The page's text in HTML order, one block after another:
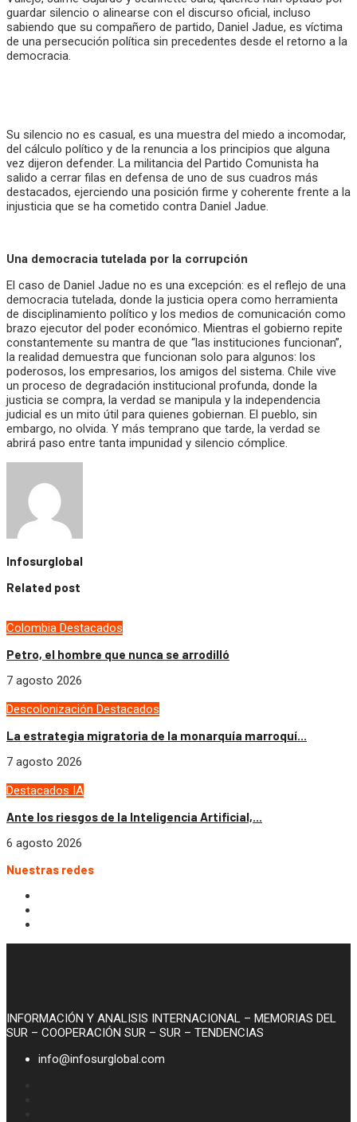
guardar silencio o alinearse con el discurso oficial, incluso
sabiendo que su compañero de partido, Daniel Jadue, es víctima
de una persecución política sin precedentes desde el retorno a la
democracia.
Su silencio no es casual, es una muestra del miedo a incomodar,
del cálculo político y de la renuncia a los principios que alguna
vez dijeron defender. La militancia del Partido Comunista ha
salido a cerrar filas en defensa de uno de sus cuadros más
destacados, ejerciendo una posición firme y coherente frente a la
injusticia que se ha cometido contra Daniel Jadue.
Una democracia tutelada por la corrupción
El caso de Daniel Jadue no es una excepción: es el reflejo de una
democracia tutelada, donde la justicia opera como herramienta
de disciplinamiento político y los medios de comunicación como
brazo ejecutor del poder económico. Mientras el gobierno repite
constantemente su mantra de que “las instituciones funcionan”,
la realidad demuestra que funcionan solo para algunos: los
poderosos, los empresarios, los amigos del sistema. Chile vive
un proceso de degradación institucional profunda, donde la
justicia se compra, la verdad se manipula y la independencia
judicial es un mito útil para quienes gobiernan. El pueblo, sin
embargo, no olvida. Y más temprano que tarde, la verdad se
abrirá paso entre tanta impunidad y silencio cómplice.
Infosurglobal
Related post
Colombia Destacados
Petro, el hombre que nunca se arrodilló
7 agosto 2026
Descolonización Destacados
La estrategia migratoria de la monarquía marroquí...
7 agosto 2026
Destacados IA
Ante los riesgos de la Inteligencia Artificial,...
6 agosto 2026
Nuestras redes
INFORMACIÓN Y ANALISIS INTERNACIONAL – MEMORIAS DEL
SUR – COOPERACIÓN SUR – SUR – TENDENCIAS
info@infosurglobal.com